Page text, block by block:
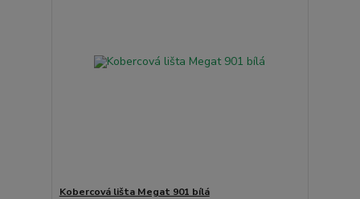
Kobercová lišta Megat 901 bílá